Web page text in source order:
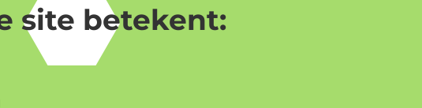
site betekent: